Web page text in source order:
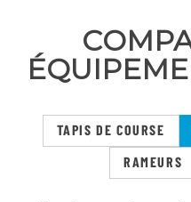
TAPIS DE COURSE
RAMEURS